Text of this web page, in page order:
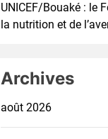
UNICEF/Bouaké : le
la nutrition et de
Archives
août 2026